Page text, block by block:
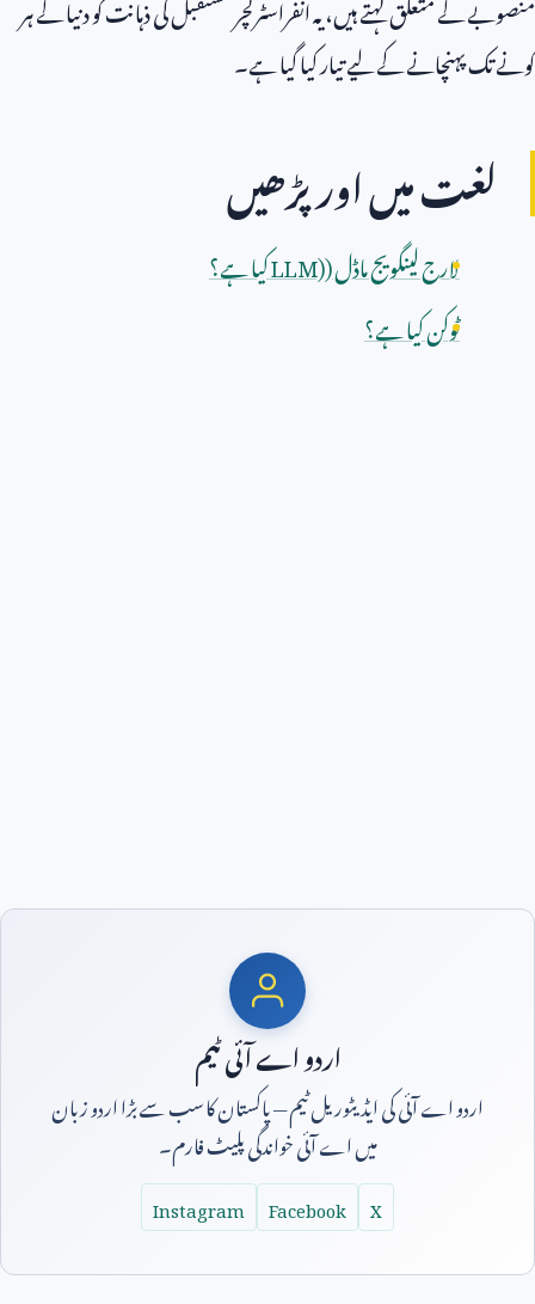
کونے تک پہنچانے کے لیے تیار کیا گیا ہے۔
لغت میں اور پڑھیں
لارج لینگویج ماڈل (LLM)کیا ہے؟
ٹوکن کیا ہے؟
اردو اے آئی ٹیم
اردو اے آئی کی ایڈیٹوریل ٹیم — پاکستان کا سب سے بڑا اردو زبان
میں اے آئی خواندگی پلیٹ فارم۔
X
Facebook
Instagram